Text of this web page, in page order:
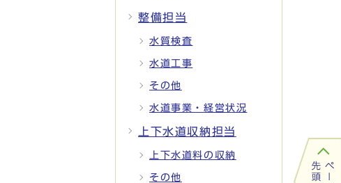
整備担当
水質検査
水道工事
その他
水道事業・経営状況
上下水道収納担当
上下水道料の収納
その他